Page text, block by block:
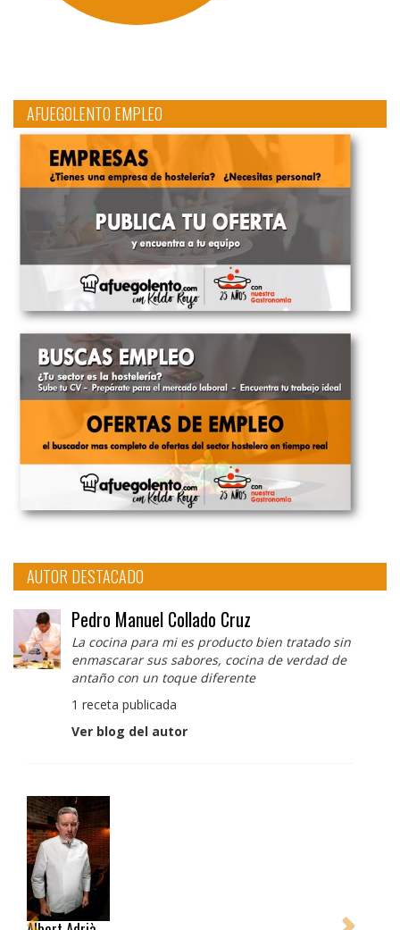
AFUEGOLENTO EMPLEO
AUTOR DESTACADO
Pedro Manuel Collado Cruz
La cocina para mi es producto bien tratado sin
enmascarar sus sabores, cocina de verdad de
antaño con un toque diferente
1 receta publicada
Ver blog del autor